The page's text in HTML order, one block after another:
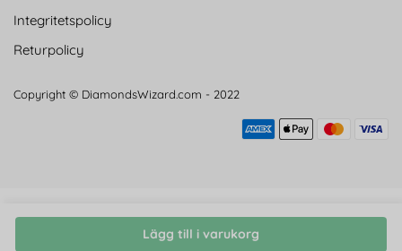
Lägg till i varukorg
Integritetspolicy
Returpolicy
Copyright © DiamondsWizard.com - 2022